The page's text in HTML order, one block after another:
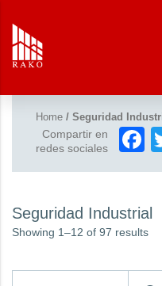
Home / Seguridad
Compartir en
redes sociales
Seguridad Industrial
Showing 1–12 of 97 results